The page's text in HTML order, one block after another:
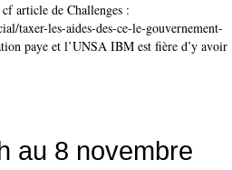
article de Challenges :
taxer-les-aides-des-ce-le-gouvernement-
paye et l’UNSA IBM est fière d’y avoir
au 8 novembre